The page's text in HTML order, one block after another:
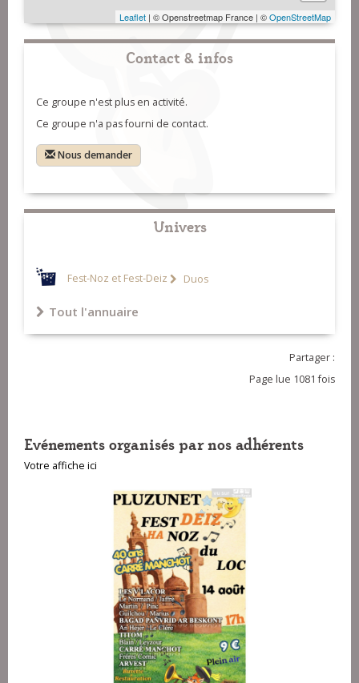
Leaflet | © Openstreetmap France | ©OpenStreetMap
Contact & infos
Ce groupe n'est plus en activité.
Ce groupe n'a pas fourni de contact.
Nous demander
Univers
Fest-Noz et Fest-Deiz Duos
Tout l'annuaire
Partager :
Page lue 1081 fois
Evénements organisés par nos adhérents
Votre affiche ici